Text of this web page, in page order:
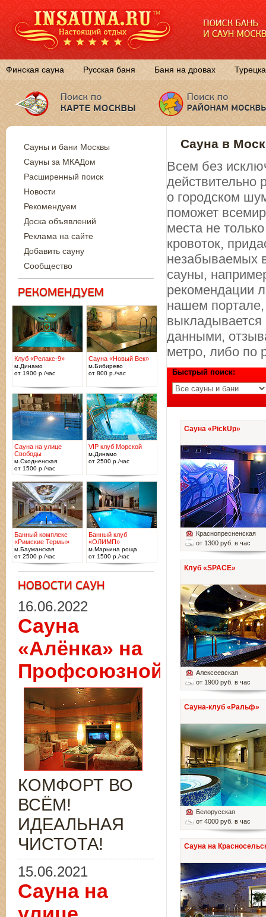
Финская сауна Русская баня Баня на дровах
Сауна в
Всем без
о городском
поможет
места не
кровоток,
незабываемых
сауны,
рекомендации
нашем
выкладывается
данными,
метро, либо по
Быстрый поиск:
Сауна «PickUp»
Краснопресненская
от 1300 руб. в час
Клуб «SPACE»
Алексеевская
от 1900 руб. в час
Сауна-клуб «Ральф»
Белорусская
от 4000 руб. в час
Сауна на
Сауны и бани Москвы
Сауны за МКАДом
Расширенный поиск
Новости
Рекомендуем
Доска объявлений
Реклама на сайте
Добавить сауну
Сообщество
Клуб «Релакс-9»
м.Динамо
от 1900 р./час
Сауна «Новый Век»
м.Бибирево
от 800 р./час
Сауна на улице
Свободы
м.Сходненская
от 1500 р./час
VIP клуб Морской
м.Динамо
от 2500 р./час
Банный комплекс
«Римские Термы»
м.Бауманская
от 2500 р./час
Банный клуб
«ОЛИМП»
м.Марьина роща
от 1500 р./час
16.06.2022
Сауна
«Алёнка» на
Профсоюзной
КОМФОРТ ВО
ВСЁМ!
ИДЕАЛЬНАЯ
ЧИСТОТА!
15.06.2021
Сауна на